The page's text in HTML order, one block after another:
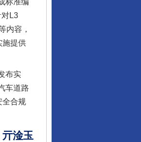
标准编
L3
内容，
施提供
布实
车道路
全合规
亓淦玉